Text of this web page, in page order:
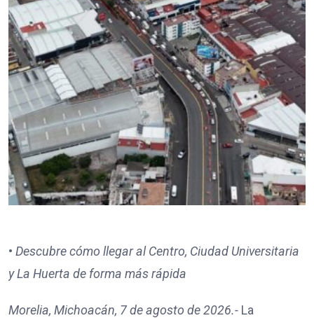
• Descubre cómo llegar al Centro, Ciudad Universitaria
y La Huerta de forma más rápida
Morelia, Michoacán, 7 de agosto de 2026.- La